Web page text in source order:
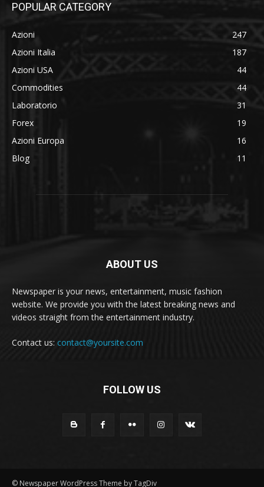
POPULAR CATEGORY
Azioni
247
Azioni Italia
187
Azioni USA
44
Commodities
44
Laboratorio
31
Forex
19
Azioni Europa
16
Blog
11
ABOUT US
Newspaper is your news, entertainment, music fashion
website. We provide you with the latest breaking news and
videos straight from the entertainment industry.
Contact us: contact@yoursite.com
FOLLOW US
© Newspaper WordPress Theme by TagDiv